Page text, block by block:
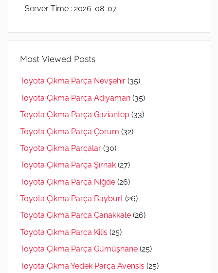
Server Time : 2026-08-07
Most Viewed Posts
Toyota Çıkma Parça Nevşehir (35)
Toyota Çıkma Parça Adıyaman (35)
Toyota Çıkma Parça Gaziantep (33)
Toyota Çıkma Parça Çorum (32)
Toyota Çıkma Parçalar (30)
Toyota Çıkma Parça Şırnak (27)
Toyota Çıkma Parça Niğde (26)
Toyota Çıkma Parça Bayburt (26)
Toyota Çıkma Parça Çanakkale (26)
Toyota Çıkma Parça Kilis (25)
Toyota Çıkma Parça Gümüşhane (25)
Toyota Çıkma Yedek Parça Avensis (25)